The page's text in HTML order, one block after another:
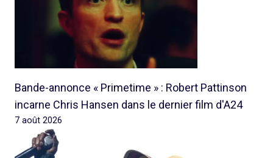
Bande-annonce « Primetime » : Robert Pattinson
incarne Chris Hansen dans le dernier film d'A24
7 août 2026